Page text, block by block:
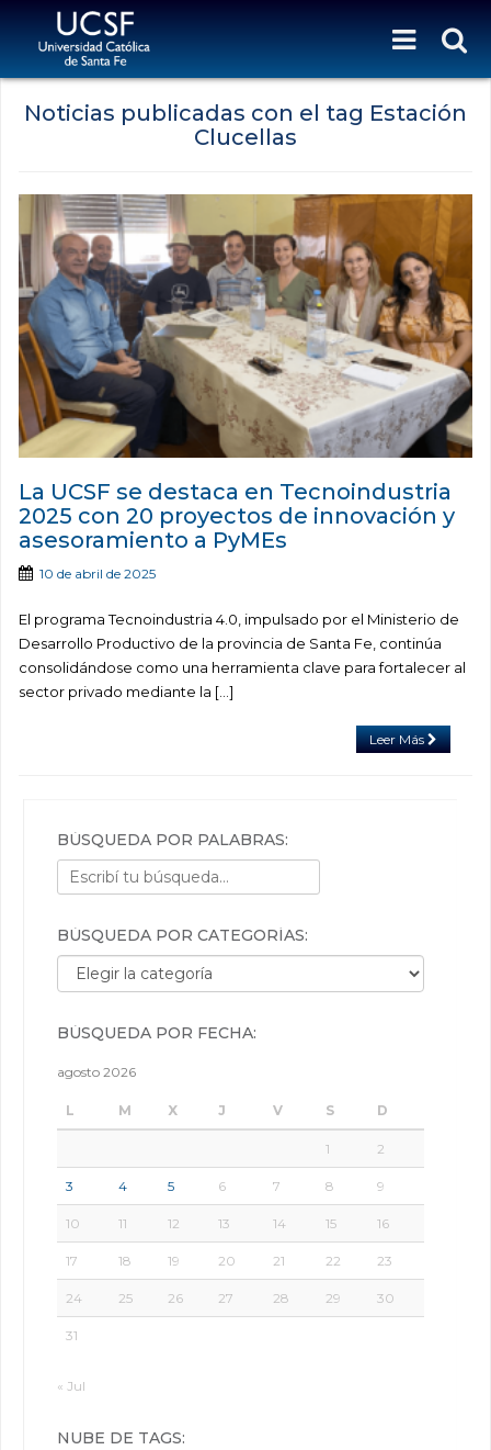
Noticias publicadas con el tag Estación
Clucellas
La UCSF se destaca en Tecnoindustria
2025 con 20 proyectos de innovación y
asesoramiento a PyMEs
10 de abril de 2025
El programa Tecnoindustria 4.0, impulsado por el Ministerio de
Desarrollo Productivo de la provincia de Santa Fe, continúa
consolidándose como una herramienta clave para fortalecer al
sector privado mediante la […]
Leer Más
BÚSQUEDA POR PALABRAS:
BÚSQUEDA POR CATEGORÍAS:
Búsqueda por categorías:
BÚSQUEDA POR FECHA:
agosto 2026
L M X J V S D
1 2
3 4 5 6 7 8 9
10 11 12 13 14 15 16
17 18 19 20 21 22 23
24 25 26 27 28 29 30
31
« Jul
NUBE DE TAGS: